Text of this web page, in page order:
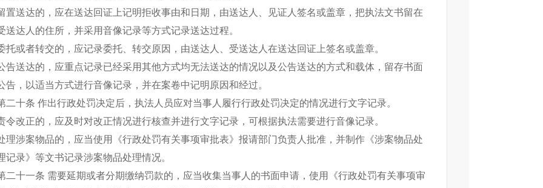
置送达的，应在送达回证上记明拒收事由和日期，由送达人、见证人签名或盖章，把执法文书留在
送达人的住所，并采用音像记录等方式记录送达过程。
托或者转交的，应记录委托、转交原因，由送达人、受送达人在送达回证上签名或盖章。
告送达的，应重点记录已经采用其他方式均无法送达的情况以及公告送达的方式和载体，留存书面
告，以适当方式进行音像记录，并在案卷中记明原因和经过。
二十条 作出行政处罚决定后，执法人员应对当事人履行行政处罚决定的情况进行文字记录。
令改正的，应及时对改正情况进行核查并进行文字记录，可根据执法需要进行音像记录。
理涉案物品的，应当使用《行政处罚有关事项审批表》报请部门负责人批准，并制作《涉案物品处
记录》等文书记录涉案物品处理情况。
二十一条 需要延期或者分期缴纳罚款的，应当收集当事人的书面申请，使用《行政处罚有关事项审